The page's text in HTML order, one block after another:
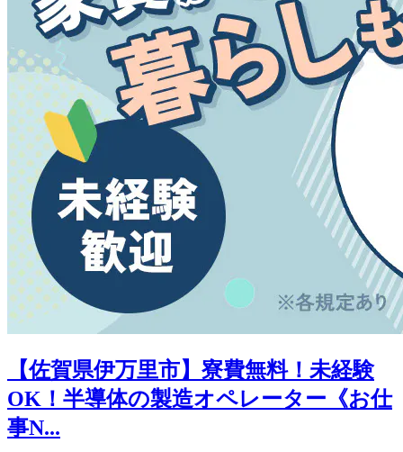
【佐賀県伊万里市】寮費無料！未経験
OK！半導体の製造オペレーター《お仕
事N...